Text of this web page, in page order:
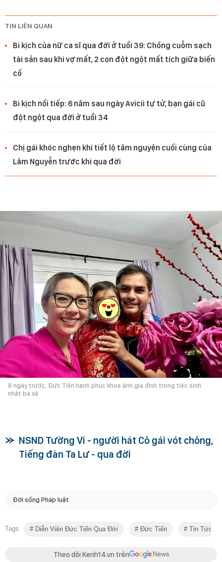
TIN LIÊN QUAN
Bi kịch của nữ ca sĩ qua đời ở tuổi 39: Chồng cuỗm sạch
tài sản sau khi vợ mất, 2 con đột ngột mất tích giữa biến
cố
Bi kịch nối tiếp: 6 năm sau ngày Avicii tự tử, bạn gái cũ
đột ngột qua đời ở tuổi 34
Chị gái khóc nghẹn khi tiết lộ tâm nguyện cuối cùng của
Lâm Nguyễn trước khi qua đời
8 ngày trước, Đức Tiến hạnh phúc khoe ảnh gia đình trong tiệc sinh
nhật bà xã
NSND Tường Vi - người hát Cô gái vót chông,
Tiếng đàn Ta Lư - qua đời
Đời sống Pháp luật
Tags Diễn Viên Đức Tiến Qua Đời Đức Tiến Tin Tức
Theo dõi Kenh14.vn trên